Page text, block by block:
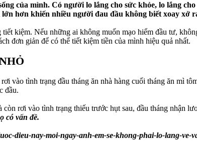
của mình. Có người lo lắng cho sức khỏe, lo lắng
hơn khiến nhiều người đau đầu không biết xoay xở
kiệm. Nếu những ai không muốn mạo hiểm đầu tư,
đơn giản để có thể tiết kiệm tiền của mình hiệu quả nhất.
vào tình trạng đầu tháng ăn nhà hàng cuối tháng ăn mì
đầu.
rơi vào tình trạng thiếu trước hụt sau, đầu tháng nhận
có vấn đề.